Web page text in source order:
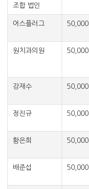
조합 법인
어스플러그 50,000
원치과의원 50,000
강재수 50,000
정진규 50,000
황은희 50,000
배준섭 50,000